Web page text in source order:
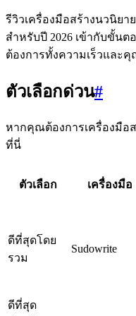
รีวิวเครื่องมือสร้างนวนิย
สำหรับปี 2026 เข้ากับขั้น
ต้องการทั้งความเร็วและ
ตัวเลือกด่วน#
หากคุณต้องการเครื่องมือส
ที่นี่
ตัวเลือก เครื่องมือ
ดีที่สุดโดย
รวม
Sudowrite
ดีที่สุด